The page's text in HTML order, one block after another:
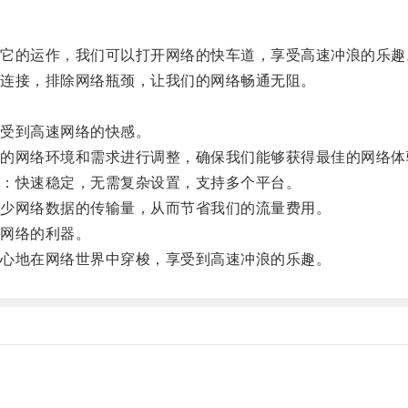
运作，我们可以打开网络的快车道，享受高速冲浪的乐趣
，排除网络瓶颈，让我们的网络畅通无阻。
高速网络的快感。
络环境和需求进行调整，确保我们能够获得最佳的网络体
速稳定，无需复杂设置，支持多个平台。
络数据的传输量，从而节省我们的流量费用。
的利器。
在网络世界中穿梭，享受到高速冲浪的乐趣。